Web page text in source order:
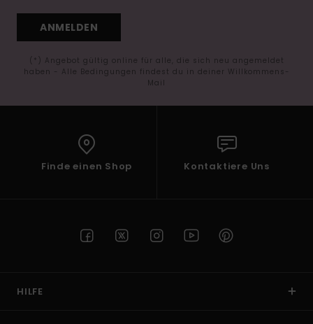
ANMELDEN
(*) Angebot gültig online für alle, die sich neu angemeldet
haben - Alle Bedingungen findest du in deiner Willkommens-
Mail
Finde einen Shop Kontaktiere Uns
HILFE